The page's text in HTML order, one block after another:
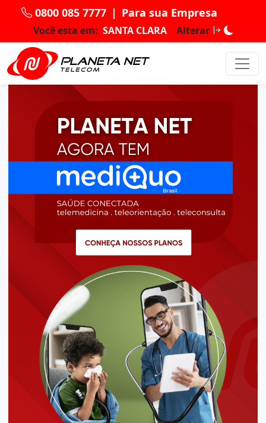
0800 085 7777 | Para sua Empresa
Você esta em: SANTA CLARA Alterar